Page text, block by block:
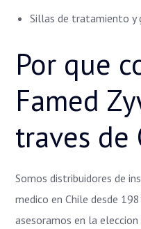
Sillas de tratamiento y
Por que
Famed
traves de
Somos distribuidores de
medico en Chile desde
asesoramos en la